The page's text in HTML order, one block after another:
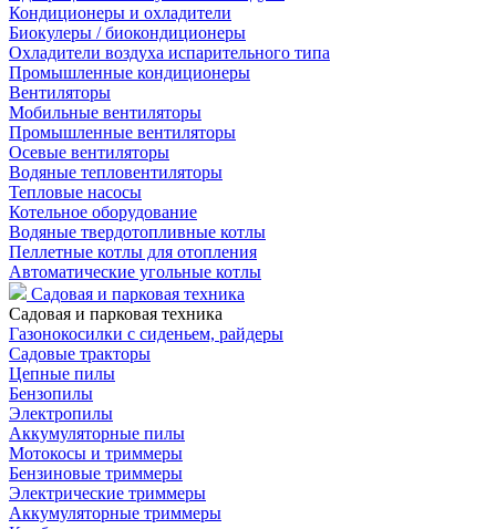
Кондиционеры и охладители
Биокулеры / биокондиционеры
Охладители воздуха испарительного типа
Промышленные кондиционеры
Вентиляторы
Мобильные вентиляторы
Промышленные вентиляторы
Осевые вентиляторы
Водяные тепловентиляторы
Тепловые насосы
Котельное оборудование
Водяные твердотопливные котлы
Пеллетные котлы для отопления
Автоматические угольные котлы
Садовая и парковая техника
Садовая и парковая техника
Газонокосилки с сиденьем, райдеры
Садовые тракторы
Цепные пилы
Бензопилы
Электропилы
Аккумуляторные пилы
Мотокосы и триммеры
Бензиновые триммеры
Электрические триммеры
Аккумуляторные триммеры